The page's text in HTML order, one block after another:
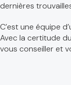
dernières
C’est une équipe
Avec la certitude
vous conseiller et